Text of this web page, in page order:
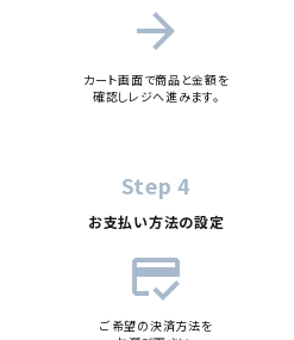
arrow_forward
カート画面で商品と金額を
確認しレジへ進みます。
Step 4
お支払い方法の設定
credit_score
ご希望の決済方法を